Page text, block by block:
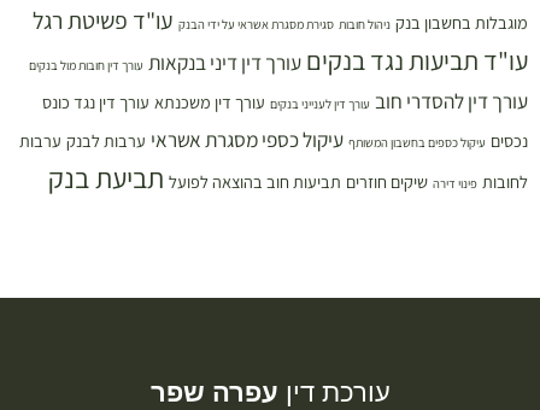
מוגבלות בחשבון בנק ניהול חובות סגירת מסגרת אשראי על ידי הבנק עו"ד פשיטת רגל
עו"ד תביעות נגד בנקים עורך דין דיני בנקאות עורך דין חובות מול בנקים
עורך דין להסדרי חוב עורך דין לענייני בנקים עורך דין משכנתא עורך דין נגד כונס
נכסים עיקול כספים בחשבון המשותף עיקול כספי מסגרת אשראי ערבות לבנק ערבות
לחובות פינוי דירה שיקים חוזרים תביעות חוב בהוצאה לפועל תביעת בנק
עורכת דין עפרה שפר